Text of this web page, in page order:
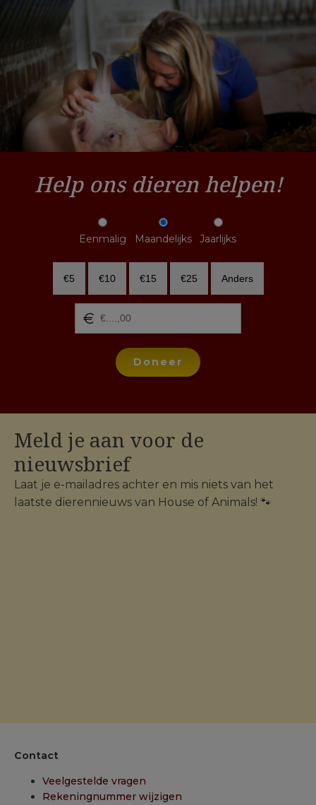
Help ons dieren helpen!
Eenmalig Maandelijks Jaarlijks
€5 €10 €15 €25 Anders
Doneer
Meld je aan voor de
nieuwsbrief
Laat je e-mailadres achter en mis niets van het
laatste dierennieuws van House of Animals! 🐾
Contact
Veelgestelde vragen
Rekeningnummer wijzigen